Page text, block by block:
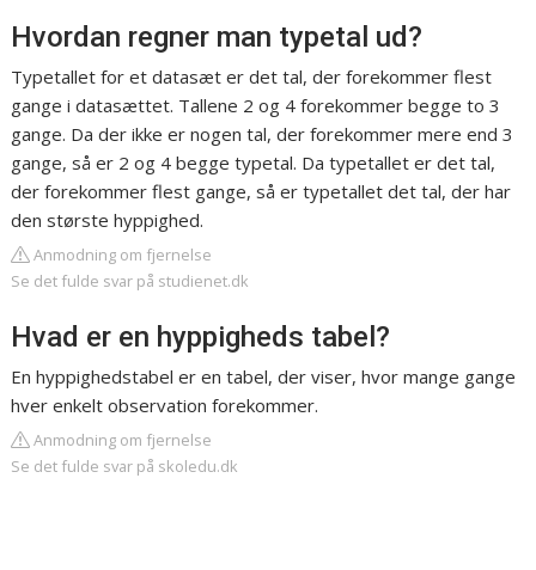
Hvordan regner man typetal ud?
Typetallet for et datasæt er det tal, der forekommer flest
gange i datasættet. Tallene 2 og 4 forekommer begge to 3
gange. Da der ikke er nogen tal, der forekommer mere end 3
gange, så er 2 og 4 begge typetal. Da typetallet er det tal,
der forekommer flest gange, så er typetallet det tal, der har
den største hyppighed.
Anmodning om fjernelse
Se det fulde svar på studienet.dk
Hvad er en hyppigheds tabel?
En hyppighedstabel er en tabel, der viser, hvor mange gange
hver enkelt observation forekommer.
Anmodning om fjernelse
Se det fulde svar på skoledu.dk